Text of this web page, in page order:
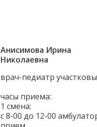
Анисимова Ирина
Николаевна
врач-педиатр
часы приема:
1 смена:
с 8-00 до 12-00